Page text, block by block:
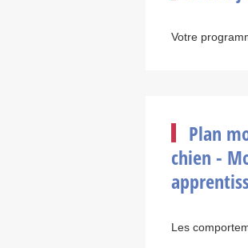
Votre
Plan
chien -
Les